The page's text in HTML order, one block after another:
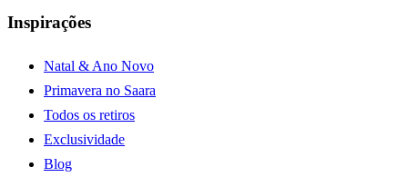
Inspirações
Natal & Ano Novo
Primavera no Saara
Todos os retiros
Exclusividade
Blog